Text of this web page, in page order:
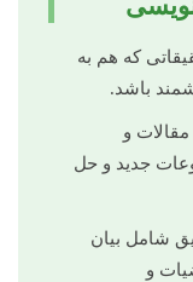
که هم به
باشد.
و
جدید و حل
شامل بیان
و